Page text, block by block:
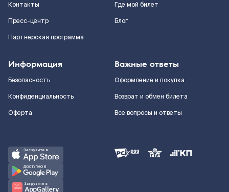
Контакты
Пресс-центр
Партнерская программа
Где мой билет
Блог
Информация
Безопасность
Конфиденциальность
Оферта
Важные ответы
Оформление и покупка
Возврат и обмен билета
Все вопросы и ответы